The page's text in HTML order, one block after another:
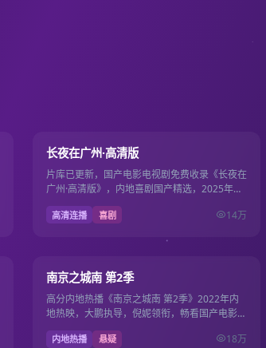
9.6
长夜在广州·高清版
片库已更新，国产电影电视剧免费收录《长夜在
广州·高清版》，内地喜剧国产精选，2025年西
安出品，导演路阳，主演赵丽颖、刘昊然，
2025年10月5…
高清连播 喜剧 14万
9.5
南京之城南 第2季
高分内地热播《南京之城南 第2季》2022年内
地热映，大鹏执导，倪妮领衔，畅看国产电影电
视剧免费，1080P流畅在线，影剧双线一站畅
看。
内地热播 悬疑 18万